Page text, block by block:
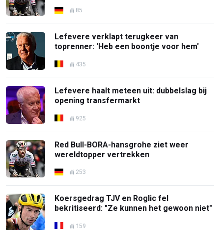
85
Lefevere verklapt terugkeer van
toprenner: 'Heb een boontje voor hem'
435
Lefevere haalt meteen uit: dubbelslag bij
opening transfermarkt
925
Red Bull-BORA-hansgrohe ziet weer
wereldtopper vertrekken
253
Koersgedrag TJV en Roglic fel
bekritiseerd: "Ze kunnen het gewoon niet"
159